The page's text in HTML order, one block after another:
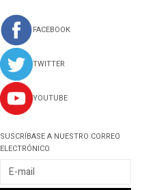
FACEBOOK
TWITTER
YOUTUBE
SUSCRÍBASE A NUESTRO CORREO
ELECTRÓNICO